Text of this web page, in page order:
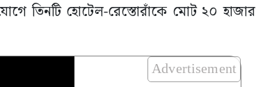
তিনটি হোটেল-রেস্তোরাঁকে মোট ২০ হাজার
Advertisement